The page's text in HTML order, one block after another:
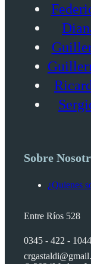
Sobre
¿Quienes
Entre Ríos 528
0345 - 422 - 1044